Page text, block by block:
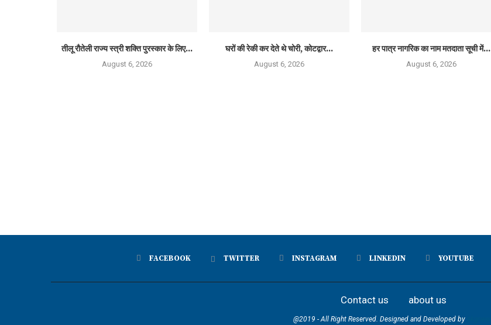
तीलू रौतेली राज्य स्त्री शक्ति पुरस्कार के लिए...
August 6, 2026
घरों की रेकी कर देते थे चोरी, कोटद्वार...
August 6, 2026
हर पात्र नागरिक का नाम मतदाता सूची में...
August 6, 2026
FACEBOOK TWITTER INSTAGRAM LINKEDIN YOUTUBE
Contact us about us
@2019 - All Right Reserved. Designed and Developed by